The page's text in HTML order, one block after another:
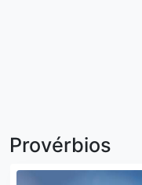
Provérbios